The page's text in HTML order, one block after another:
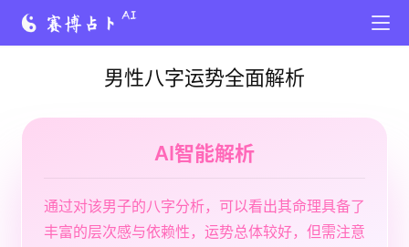
男性八字运势全面解析
AI智能解析
通过对该男子的八字分析，可以看出其命理具备了
丰富的层次感与依赖性，运势总体较好，但需注意